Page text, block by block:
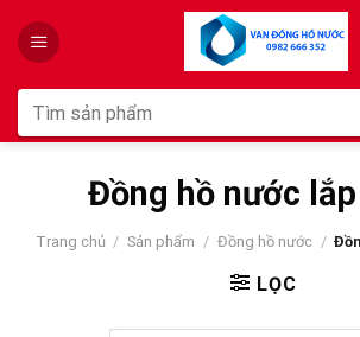
Tìm
kiếm:
Đồng hồ nước
Trang chủ / Sản phẩm / Đồng hồ nước /
LỌC